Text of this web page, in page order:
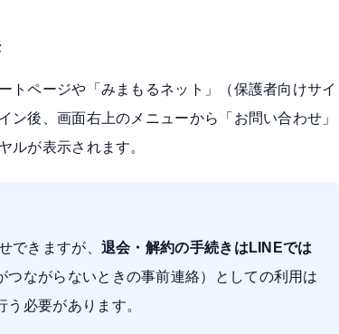
トページや「みまもるネット」（保護者向けサイ
ン後、画面右上のメニューから「お問い合わせ」
ルが表示されます。
できますが、 退会・解約の手続きはLINEでは
つながらないときの事前連絡）としての利用は
必要があります。